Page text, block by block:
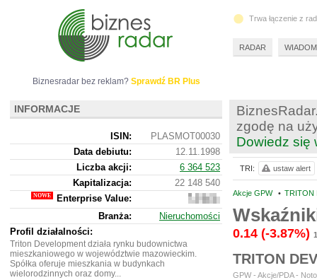
zgodę na
Dowiedz się
Akcje GPW • TRITON
0.14 (-3.87%)
TRITON
GPW - Akcje/PDA -
TRI: ustaw alert
Biznesradar bez reklam? Sprawdź BR Plus
INFORMACJE
ISIN:
PLASMOT00030
Data debiutu:
12.11.1998
Liczba akcji:
6 364 523
Kapitalizacja:
22 148 540
Enterprise Value:
16
508
540
Branża:
Nieruchomości
Profil działalności:
Triton Development działa rynku budownictwa
mieszkaniowego w województwie mazowieckim.
Spółka oferuje mieszkania w budynkach
wielorodzinnych oraz domy...
Trwa łączenie z
RADAR